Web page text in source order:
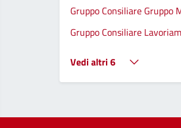
Gruppo Consiliare Gruppo
Gruppo Consiliare
Vedi altri 6